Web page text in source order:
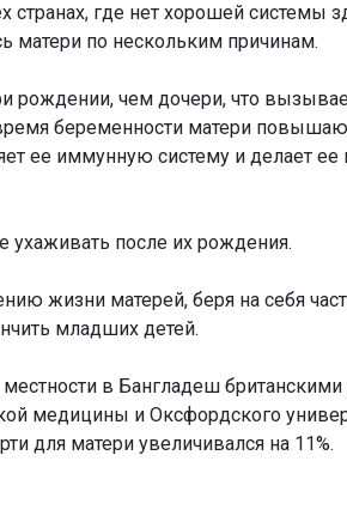
где нет хорошей системы
матери по нескольким причинам.
чем дочери, что
беременности матери
ее иммунную систему и делает
после их рождения.
жизни матерей, беря на себя
младших детей.
в Бангладеш
медицины и Оксфордского
для матери увеличивался на 11%.